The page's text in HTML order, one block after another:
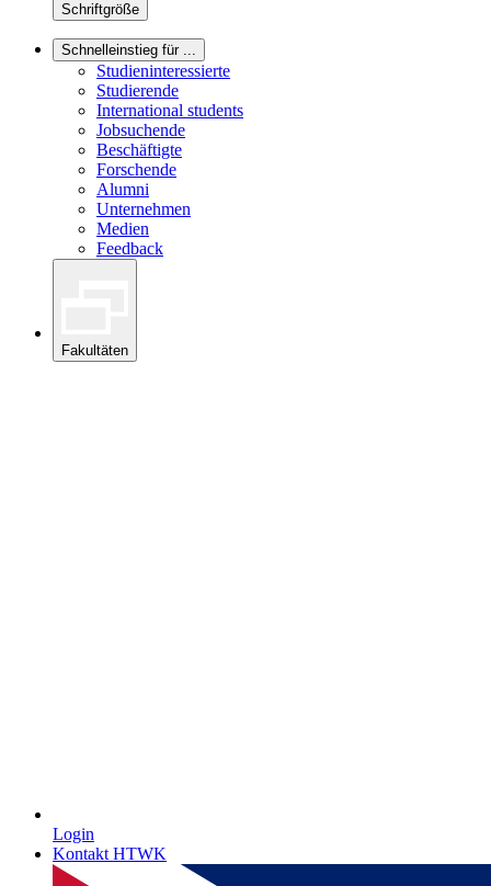
Schriftgröße
Schnelleinstieg für ...
Studieninteressierte
Studierende
International students
Jobsuchende
Beschäftigte
Forschende
Alumni
Unternehmen
Medien
Feedback
Fakultäten
Login
Kontakt HTWK